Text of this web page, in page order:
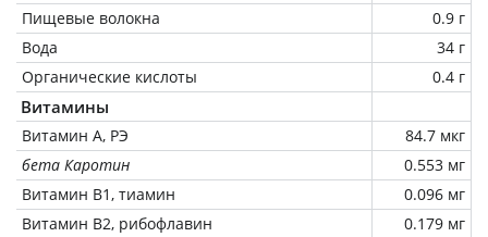
Пищевые волокна
0.9 г
Вода
34 г
Органические кислоты
0.4 г
Витамины
Витамин А, РЭ
84.7 мкг
бета Каротин
0.553 мг
Витамин В1, тиамин
0.096 мг
Витамин В2, рибофлавин
0.179 мг